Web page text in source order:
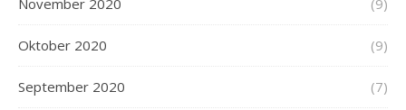
November 2020 (9)
Oktober 2020 (9)
September 2020 (7)